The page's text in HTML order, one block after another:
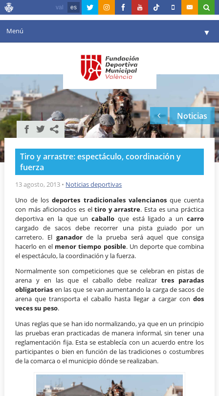
val es
Menú ▼
Agenda
Instalaciones ▼
Comunicación ▼
Valencia en deporte
Portal de Transparencia
Reservas
Noticias
Tiro y arrastre: espectáculo, coordinación y
fuerza
13 agosto, 2013 • Noticias deportivas
Uno de losdeportes tradicionales valencianosque cuenta
con más aficionados es eltiro y arrastre. Esta es una práctica
deportiva en la que uncaballo que está ligado a un carro
cargado de sacos debe recorrer una pista guiado por un
carretero. El ganadorde la prueba será aquel que consiga
hacerlo en el menor tiempo posible. Un deporte que combina
el espectáculo, la coordinación y la fuerza.
Normalmente son competiciones que se celebran en pistas de
arena y en las que el caballo debe realizar tres paradas
obligatorias en las que se van aumentando la carga de sacos de
arena que transporta el caballo hasta llegar a cargar con dos
veces su peso.
Unas reglas que se han ido normalizando, ya que en un principio
las pruebas eran practicadas de manera informal, sin tener una
reglamentación fija. Esta se establecía con un acuerdo entre los
participantes o bien en función de las tradiciones o costumbres
de la comarca o el municipio dónde se realizaban.